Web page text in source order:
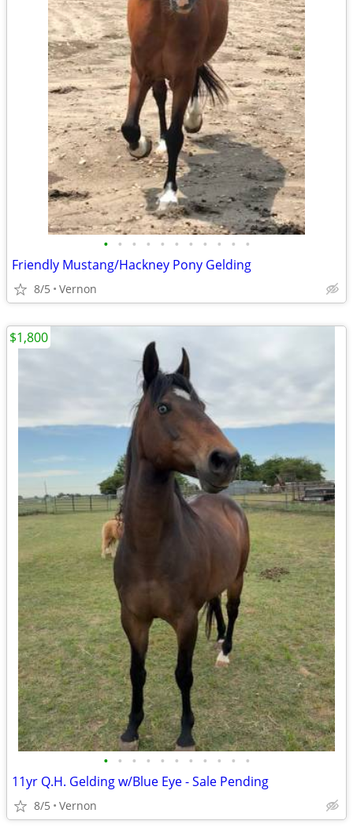
• • • • • • • • • • •
Friendly Mustang/Hackney Pony Gelding
8/5 Vernon
• • • • • • • • • • •
11yr Q.H. Gelding w/Blue Eye - Sale Pending
8/5 Vernon
$1,800